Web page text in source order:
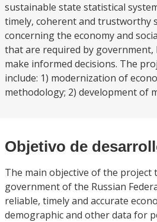
sustainable state statistical
timely, coherent and trustworthy
concerning the economy and
that are required by government,
make informed decisions. The
include: 1) modernization of
methodology; 2) development of
Objetivo de
The main objective of the project
government of the Russian
reliable, timely and accurate
demographic and other data for